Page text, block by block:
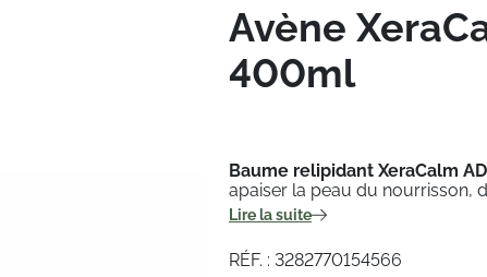
Avène
400ml
Baume relipidant XeraCalm
apaiser la peau du nourrisson,
Lire la suite
RÉF. : 3282770154566